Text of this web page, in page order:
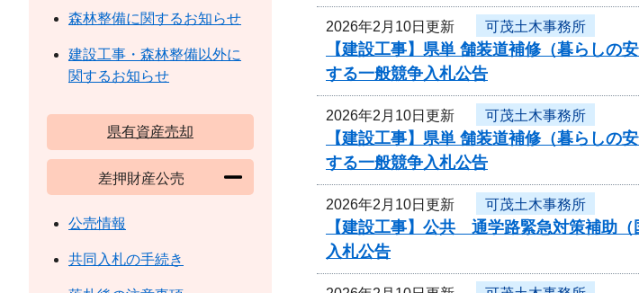
2026年2月10日更新 可茂土木事務所
【建設工事】県単 舗装道補修（暮らしの
する一般競争入札公告
2026年2月10日更新 可茂土木事務所
【建設工事】県単 舗装道補修（暮らしの
する一般競争入札公告
2026年2月10日更新 可茂土木事務所
【建設工事】公共 通学路緊急対策補助
入札公告
森林整備に関するお知らせ
建設工事・森林整備以外に
関するお知らせ
県有資産売却
差押財産公売
公売情報
共同入札の手続き